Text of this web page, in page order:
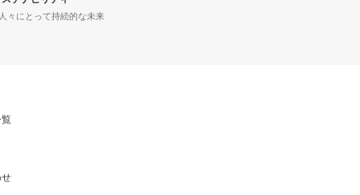
々にとって持続的な未来